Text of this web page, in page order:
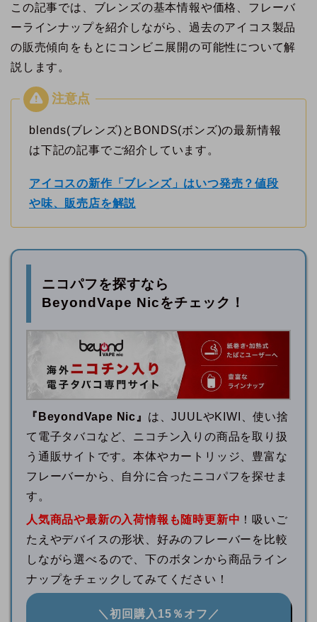
この記事では、ブレンズの基本情報や価格、フレーバ
ーラインナップを紹介しながら、過去のアイコス製品
の販売傾向をもとにコンビニ展開の可能性について解
説します。
blends(ブレンズ)とBONDS(ボンズ)の最新情報
は下記の記事でご紹介しています。
アイコスの新作「ブレンズ」はいつ発売？値段
や味、販売店を解説
ニコパフを探すなら
BeyondVape Nicをチェック！
『BeyondVape Nic』 は、JUULやKIWI、使い捨
て電子タバコなど、ニコチン入りの商品を取り扱
う通販サイトです。本体やカートリッジ、豊富な
フレーバーから、自分に合ったニコパフを探せま
す。
人気商品や最新の入荷情報も随時更新中 ！吸いご
たえやデバイスの形状、好みのフレーバーを比較
しながら選べるので、下のボタンから商品ライン
ナップをチェックしてみてください！
＼初回購入15％オフ／